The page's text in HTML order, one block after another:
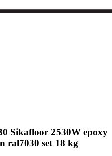
Sikafloor 2530W epoxy
ral7030 set 18 kg